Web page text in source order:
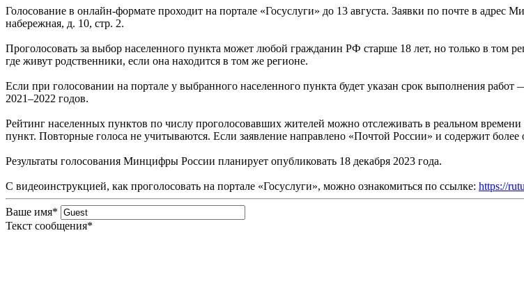
Голосование в онлайн-формате проходит на портале «Госуслуги» до 13 августа. Заявки по почте в
набережная, д. 10, стр. 2.
Проголосовать за выбор населенного пункта может любой гражданин РФ старше 18 лет, но только в том
где живут родственники, если она находится в том же регионе.
Если при голосовании на портале у выбранного населенного пункта будет указан срок выполнения
2021–2022 годов.
Рейтинг населенных пунктов по числу проголосовавших жителей можно отслеживать в реальном
пункт. Повторные голоса не учитываются. Если заявление направлено «Почтой России» и содержит более
Результаты голосования Минцифры России планирует опубликовать 18 декабря 2023 года.
С видеоинструкцией, как проголосовать на портале «Госуслуги», можно ознакомиться по ссылке: https://
Ваше имя*
Текст сообщения*